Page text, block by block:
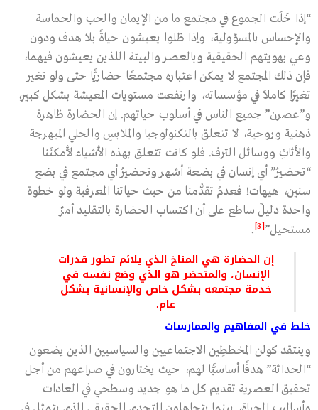
“إذا خَلَت الجموع في مجتمع ما من الإيمان والحب والحماسة
والإحساس بالمسؤولية، وإذا ظلوا يعيشون حياةً بلا هدف ودون
وعي بهويتهم الحقيقية وبالعصر والبيئة اللذين يعيشون فيهما،
فإن ذلك المجتمع لا يمكن اعتباره مجتمعًا حضاريًّا حتى ولو تغير
تغيرًا كاملًا في مؤسساته، وارتفعت مستويات المعيشة بشكل كبير،
و”عصرن” جميع الناس في أسلوب حياتهم. إن الحضارة ظاهرة
ذهنية وروحية، لا تتعلق بالتكنولوجيا والملابسِ والحلي المبهرجة
والأثاثِ ووسائل الترف. فلو كانت تتعلق بهذه الأشياء لَأمكنَنا
“تحضيرُ” أي إنسان في بضعة أشهر وتحضيرُ أي مجتمع في بضع
سنين، هيهات! فعدمُ تقدُّمنا من حيث حياتنا المعرفية ولو خطوة
واحدة دليلٌ ساطع على أن اكتساب الحضارة بالتقليد أمرٌ
مستحيل”[3]
.
إن الحضارة هي المناخ الذي يلائم تطور قدرات
الإنسان، والمتحضر هو الذي وضع نفسه في
خدمة مجتمعه بشكل خاص والإنسانية بشكل
عام.
خلط في المفاهيم والممارسات
وينتقد كولن المخططِين الاجتماعيين والسياسيين الذين يضعون
“الحداثة” هدفًا أساسيًّا لهم، حيث يختارون في صراعهم من أجل
تحقيق العصرية تقديم كل ما هو جديد وسطحي في العادات